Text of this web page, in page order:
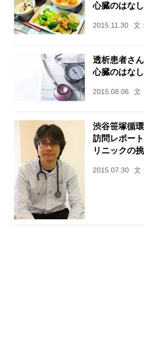
心臓のはなし
2015.11.30 文
透析患者さ
心臓のはなし
2015.08.06 文
渋谷笹塚循
訪問レポー
リニックの挑
2015.07.30 文